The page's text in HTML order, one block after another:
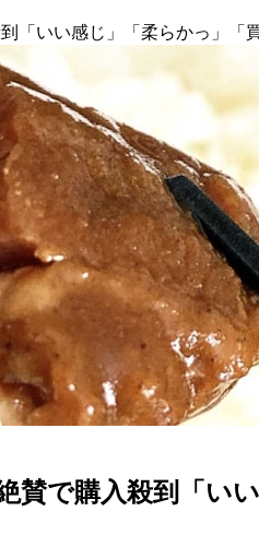
「いい感じ」「柔らかっ」「
賛で購入殺到「い